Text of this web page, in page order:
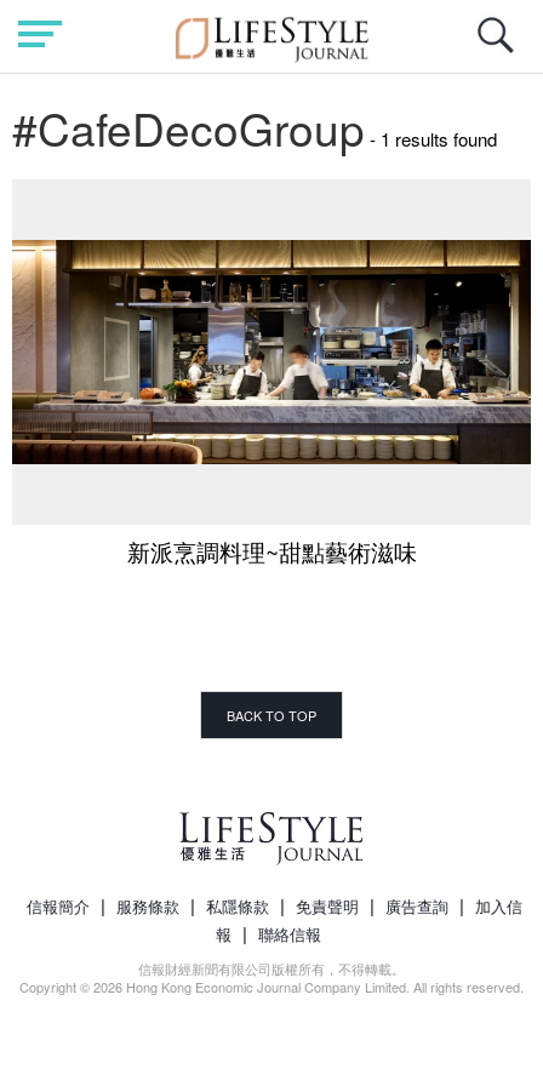
#CafeDecoGroup - 1 results found
新派烹調料理~甜點藝術滋味
BACK TO TOP
信報簡介 | 服務條款 | 私隱條款 | 免責聲明 | 廣告查詢 | 加入信
報 | 聯絡信報
信報財經新聞有限公司版權所有，不得轉載。
Copyright © 2026 Hong Kong Economic Journal Company Limited. All rights reserved.